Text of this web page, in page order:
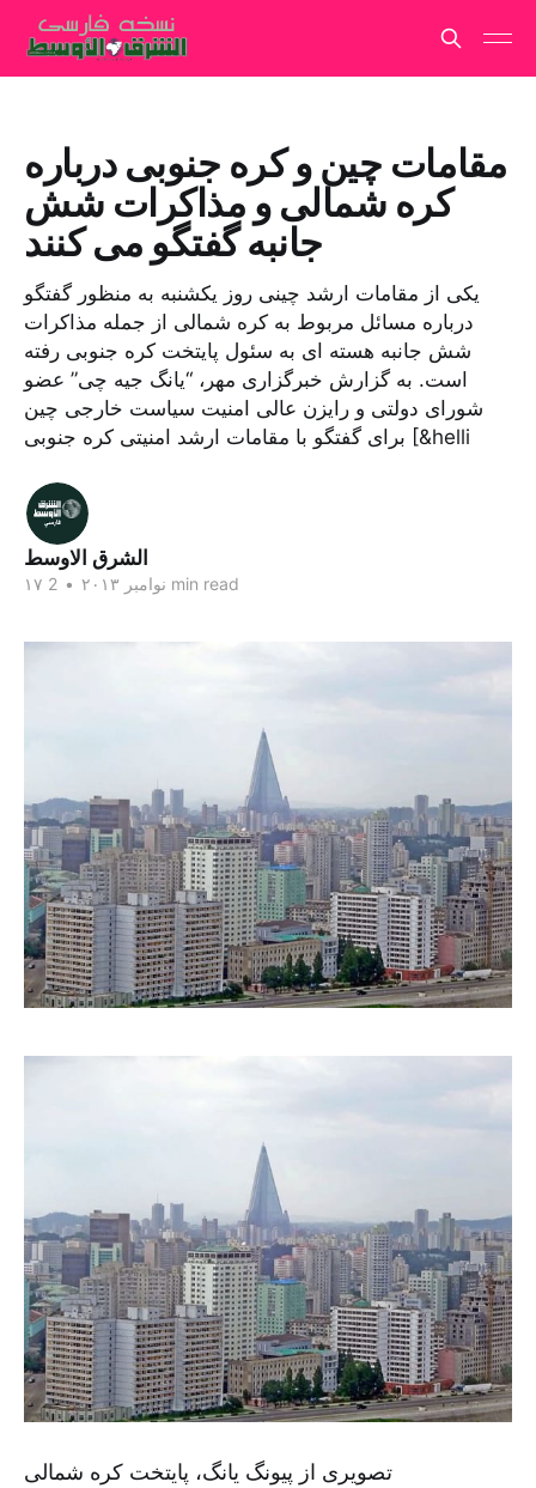
مقامات چین و کره جنوبی درباره
کره شمالی و مذاکرات شش
جانبه گفتگو می کنند
یکی از مقامات ارشد چینی روز یکشنبه به منظور گفتگو
درباره مسائل مربوط به کره شمالی از جمله مذاکرات
شش جانبه هسته ای به سئول پایتخت کره جنوبی رفته
است. به گزارش خبرگزاری مهر، “یانگ جیه چی” عضو
شورای دولتی و رایزن عالی امنیت سیاست خارجی چین
برای گفتگو با مقامات ارشد امنیتی کره جنوبی [&helli
الشرق الاوسط
۱۷ نوامبر ۲۰۱۳ • 2 min read
تصویری از پیونگ یانگ، پایتخت کره شمالی